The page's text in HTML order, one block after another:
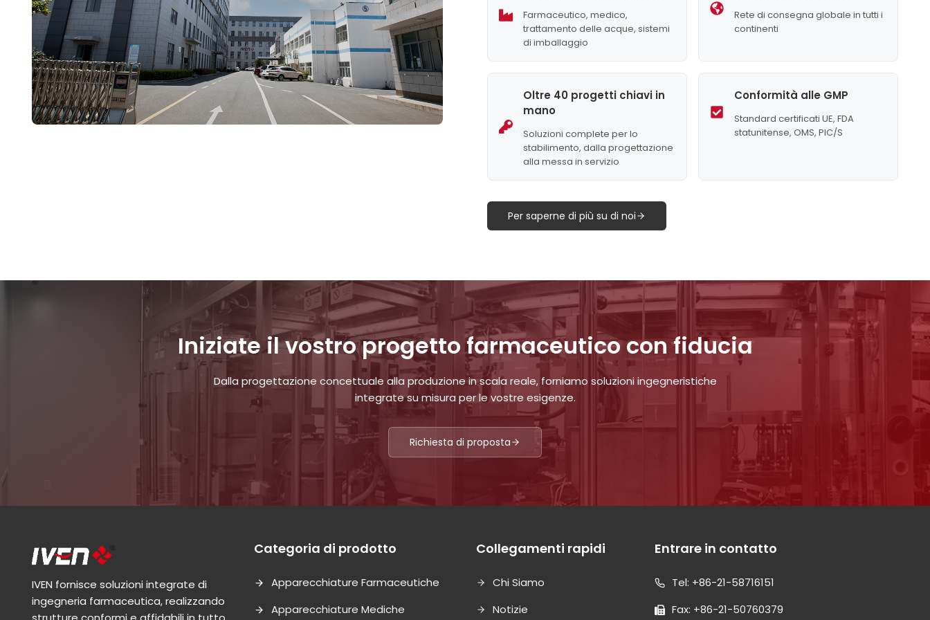
Farmaceutico, medico,
trattamento delle acque, sistemi
di imballaggio
Rete di consegna globale in tutti i
continenti
Oltre 40 progetti chiavi in
mano
Soluzioni complete per lo
stabilimento, dalla progettazione
alla messa in servizio
Conformità alle GMP
Standard certificati UE, FDA
statunitense, OMS, PIC/S
Per saperne di più su di noi
Iniziate il vostro progetto farmaceutico con fiducia
Dalla progettazione concettuale alla produzione in scala reale, forniamo soluzioni ingegneristiche
integrate su misura per le vostre esigenze.
Richiesta di proposta
IVEN fornisce soluzioni integrate di
ingegneria farmaceutica, realizzando
Categoria di prodotto
Apparecchiature Farmaceutiche
Apparecchiature Mediche
Collegamenti rapidi
Chi Siamo
Notizie
Entrare in contatto
Tel: +86-21-58716151
Fax: +86-21-50760379